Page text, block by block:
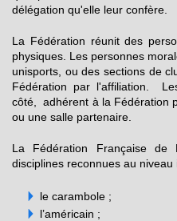
délégation qu'elle leur confère.
La Fédération réunit des
physiques. Les personnes
unisports, ou des sections de
Fédération par l'affiliation.
côté, adhérent à la Fédération
ou une salle partenaire.
La Fédération Française de
disciplines reconnues au niveau
le carambole ;
l’américain ;